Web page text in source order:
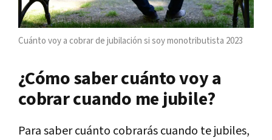
Cuánto voy a cobrar de jubilación si soy monotributista 2023
¿Cómo saber cuánto voy a
cobrar cuando me jubile?
Para saber cuánto cobrarás cuando te jubiles,